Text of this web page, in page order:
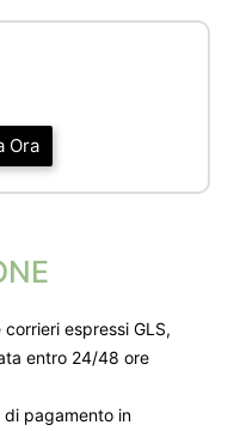
Ora
espressi GLS,
entro 24/48 ore
di pagamento in